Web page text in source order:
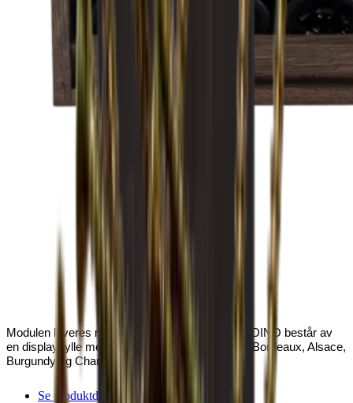
Modulen leveres montert, klar til bruk.
HALF ANDINO består av
en displayhylle med plass til 7 stk. lin av typene Bordeaux, Alsace,
Burgundy og Champagne.
Se produktdetaljer